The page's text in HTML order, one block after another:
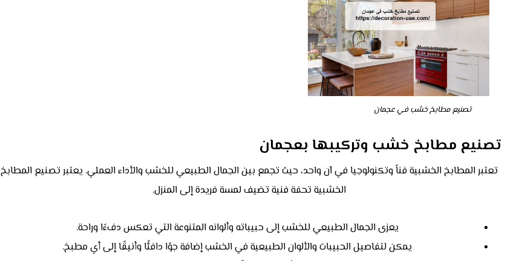
تصنيع مطابخ خشب في عجمان
تصنيع مطابخ خشب وتركيبها بعجمان
تعتبر المطابخ الخشبية فناً وتكنولوجيا في آن واحد، حيث تجمع بين الجمال الطبيعي للخشب والأداء العملي. يعتبر تصنيع المطابخ
الخشبية تحفة فنية تضيف لمسة فريدة إلى المنزل.
يعزى الجمال الطبيعي للخشب إلى حبيباته وألوانه المتنوعة التي تعكس دفءًا وراحة.
يمكن لتفاصيل الحبيبات والألوان الطبيعية في الخشب إضافة جوًا دافئًا وأنيقًا إلى أي مطبخ.